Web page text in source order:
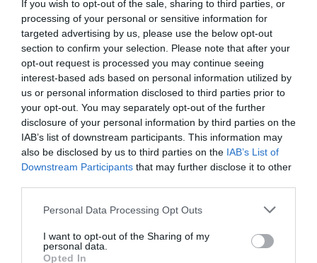
If you wish to opt-out of the sale, sharing to third parties, or
processing of your personal or sensitive information for
targeted advertising by us, please use the below opt-out
section to confirm your selection. Please note that after your
opt-out request is processed you may continue seeing
interest-based ads based on personal information utilized by
us or personal information disclosed to third parties prior to
your opt-out. You may separately opt-out of the further
disclosure of your personal information by third parties on the
IAB’s list of downstream participants. This information may
also be disclosed by us to third parties on the IAB’s List of
Downstream Participants that may further disclose it to other
Personal Data Processing Opt Outs
I want to opt-out of the Sharing of my
personal data.
Opted In